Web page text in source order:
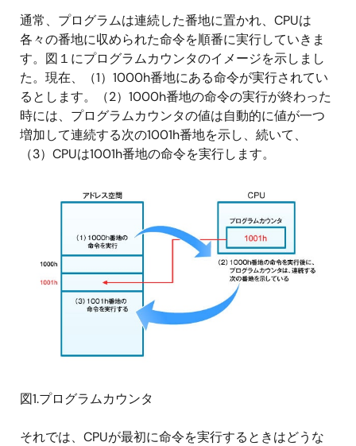
通常、プログラムは連続した番地に置かれ、CPUは
各々の番地に収められた命令を順番に実行していきま
す。図１にプログラムカウンタのイメージを示しまし
た。現在、（1）1000h番地にある命令が実行されてい
るとします。（2）1000h番地の命令の実行が終わった
時には、プログラムカウンタの値は自動的に値が一つ
増加して連続する次の1001h番地を示し、続いて、
（3）CPUは1001h番地の命令を実行します。
図1.プログラムカウンタ
それでは、CPUが最初に命令を実行するときはどうな